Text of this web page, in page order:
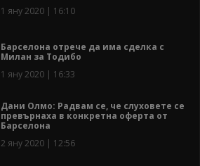
1 яну 2020 | 16:10
Барселона отрече да има сделка с
Милан за Тодибо
1 яну 2020 | 16:33
Дани Олмо: Радвам се, че слуховете се
превърнаха в конкретна оферта от
Барселона
2 яну 2020 | 12:56